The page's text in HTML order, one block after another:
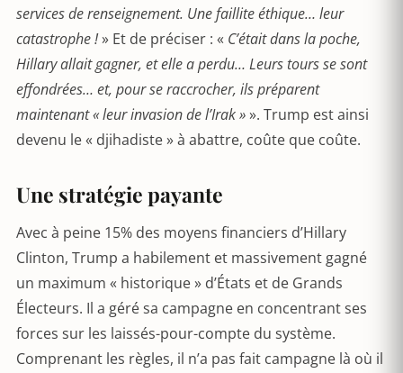
services de renseignement. Une faillite éthique… leur
catastrophe !» Et de préciser : « C’était dans la poche,
Hillary allait gagner, et elle a perdu… Leurs tours se sont
effondrées… et, pour se raccrocher, ils préparent
maintenant « leur invasion de l’Irak »». Trump est ainsi
devenu le « djihadiste » à abattre, coûte que coûte.
Une stratégie payante
Avec à peine 15% des moyens financiers d’Hillary
Clinton, Trump a habilement et massivement gagné
un maximum « historique » d’États et de Grands
Électeurs. Il a géré sa campagne en concentrant ses
forces sur les laissés-pour-compte du système.
Comprenant les règles, il n’a pas fait campagne là où il